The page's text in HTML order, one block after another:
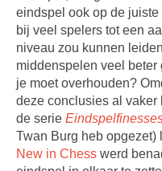
eindspel ook op de
bij veel spelers tot een
niveau zou kunnen
middenspelen veel
je moet overhouden?
deze conclusies al vaker
de serie
Twan Burg heb opgezet)
New in Chess werd